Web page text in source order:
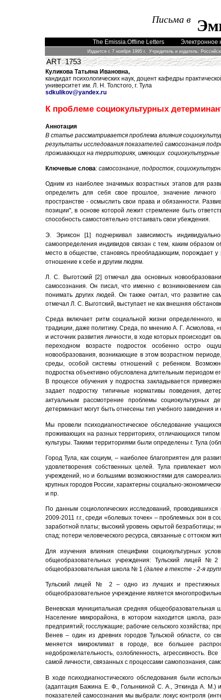
Письма в
The Emissia.Offline Letters Электронное
Издается с 7 ноября 1995 г. Учредитель и издатель:
ART 1753
Куликова Татьяна Ивановна,
кандидат психологических наук, доцент кафедры
университет им. Л. Н. Толстого, г. Тула
sdkulikov@yandex.ru
К проблеме социокультурных
Аннотация
В статье рассматривается проблема влияния
результаты исследования показателей самосознания
проживающих на территориях, имеющих социокультурные
Ключевые слова: самосознание, подросток,
Одним из наиболее значимых возрастных этапов для
определить для себя свое прошлое, значение личного
пространстве - осмыслить свои права и обязанности.
позиции", в основе которой лежит стремление быть
способность самостоятельно отстаивать свои убеждения.
Э. Эриксон [1] подчеркивал зависимость
самоопределения индивидов связан с тем, каким образом
место в обществе, становясь преобладающим, порождает у
отношение к себе и другим людям.
Л. С. Выготский [2] отмечал два основных
самосознания. Он писал, что именно с возникновением
понимать других людей. Он также считал, что развитие
отмечал Л. С. Выготский, выступает не как внешняя
Среда включает ритм социальной жизни определенного,
традиции, даже политику. Среда, по мнению А. Г. Асмолова,
и источник развития личности, в ходе которых происходит
переходном возрасте подросток особенно остро
новообразования, возникающие в этом возрастном
среды, особой системы отношений с ребенком.
подростка объективно обусловлена длительным периодом
В процессе обучения у подростка закладывается
задает подростку типичные нормативы поведения,
актуальным рассмотрение проблемы социокультурных
детерминант могут быть отнесены тип учебного заведения и
Мы провели психодиагностическое обследование
проживающих на разных территориях, отличающихся
культуры. Такими территориями были определены г. Тула
Город Тула, как социум, – наиболее благоприятен для
удовлетворения собственных целей. Тула привлекает
учреждений, но и большими возможностями для
крупных городов России, характерны социально-
и пр.
По данным социологических исследований, проводившихся
2009-2011 г.г., среди «болевых точек» – проблемных зон в
заработной платы; высокий уровень скрытой безработицы;
спад; потери человеческого ресурса, связанные с оттоком
Для изучения влияния специфики социокультурных
общеобразовательных учреждения: Тульский лицей
общеобразовательная школа № 1 (далее в тексте - 2-я
Тульский лицей №
2 – одно из лучших и престижных
общеобразовательное учреждение является
Веневская муниципальная средняя
Население микрорайона, в котором находится школа,
предприятий; госслужащие; рабочие сельского хозяйства;
Венев – один из древних городов Тульской области, со
меняется микроклимат в городе, все большее
недоброжелательность, озлобленность, агрессивность.
самой личности, связанных с процессами самопознания,
В ходе психодиагностического обследования были
(адаптация Бажина Е. Ф., Голынкиной С. А., Эткинда А. М.)
показателей самосознания мы выбрали: локус контроля